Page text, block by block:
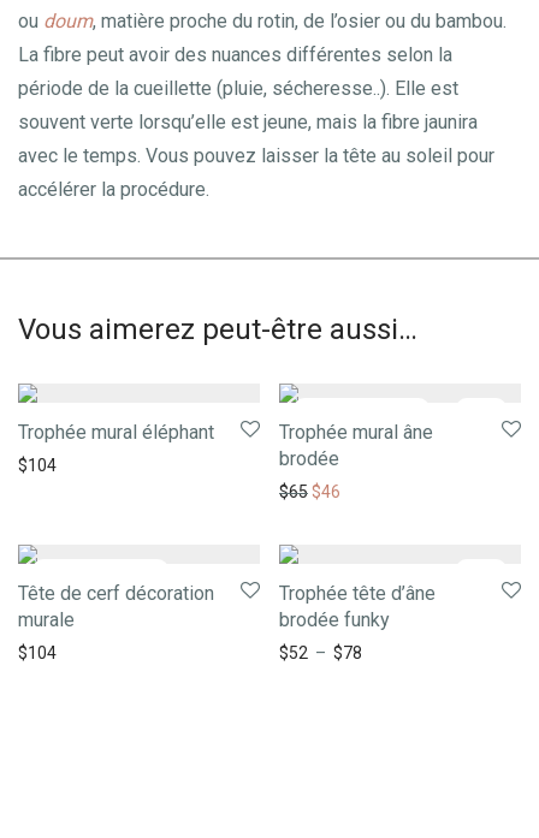
ou doum, matière proche du rotin, de l’osier ou du bambou.
La fibre peut avoir des nuances différentes selon la
période de la cueillette (pluie, sécheresse..). Elle est
souvent verte lorsqu’elle est jeune, mais la fibre jaunira
avec le temps. Vous pouvez laisser la tête au soleil pour
accélérer la procédure.
Vous aimerez peut-être aussi…
Trophée mural éléphant
$104
Trophée mural âne
brodée
$65$46
Tête de cerf décoration
murale
$104
Trophée tête d’âne
brodée funky
$52 – $78